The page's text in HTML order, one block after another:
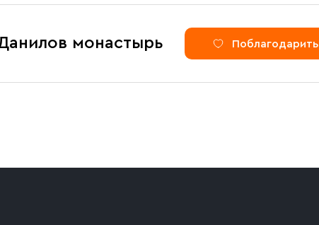
монастырь Поблагодарить